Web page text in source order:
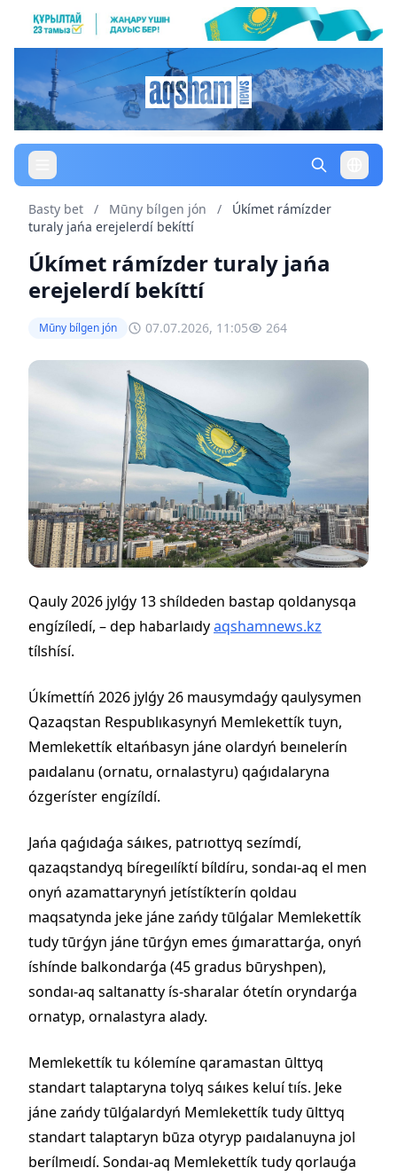
Basty bet / Mūny bílgen jón /
Úkímet rámízder
turaly jańa erejelerdí bekíttí
Úkímet rámízder turaly jańa
erejelerdí bekíttí
Mūny bílgen jón 07.07.2026, 11:05 264
Qauly 2026 jylǵy 13 shíldeden bastap qoldanysqa
engízíledí, – dep habarlaıdyaqshamnews.kz
tílshísí.
Úkímettíń 2026 jylǵy 26 mausymdaǵy qaulysymen
Qazaqstan Respublıkasynyń Memlekettík tuyn,
Memlekettík eltańbasyn jáne olardyń beınelerín
paıdalanu (ornatu, ornalastyru) qaǵıdalaryna
ózgeríster engízíldí.
Jańa qaǵıdaǵa sáıkes, patrıottyq sezímdí,
qazaqstandyq bíregeılíktí bíldíru, sondaı-aq el men
onyń azamattarynyń jetístíkterín qoldau
maqsatynda jeke jáne zańdy tūlǵalar Memlekettík
tudy tūrǵyn jáne tūrǵyn emes ǵımarattarǵa, onyń
íshínde balkondarǵa (45 gradus būryshpen),
sondaı-aq saltanatty ís-sharalar ótetín oryndarǵa
ornatyp, ornalastyra alady.
Memlekettík tu kólemíne qaramastan ūlttyq
standart talaptaryna tolyq sáıkes keluí tıís. Jeke
jáne zańdy tūlǵalardyń Memlekettík tudy ūlttyq
standart talaptaryn būza otyryp paıdalanuyna jol
berílmeıdí. Sondaı-aq Memlekettík tudy qorlauǵa